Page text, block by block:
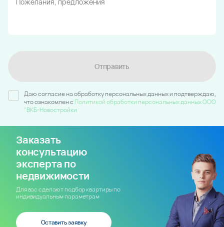
Отправить
Даю согласие на обработку персональных данных и подтверждаю,
что ознакомлен c Политикой обработки персональных данных ООО
"ВКБ-Новостройки
Заказать
консультацию
эксперта по
недвижимости
Для вас сделают подбор квартиры по
индивидуальным параметрам
Оставить заявку